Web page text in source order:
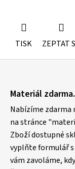
TISK ZEPTAT
KOLEČKOVÉ
ŽIDLE
POJÍZDNÉ
Materiál
Nabízíme
na stránce
Zboží dostupné
vyplňte formulář s
vám zavoláme,